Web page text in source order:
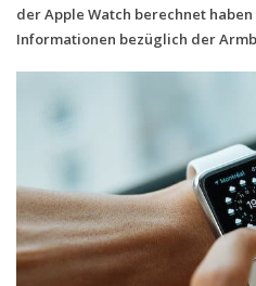
o2
Smartphonetarife
Flatrate-Prepaidtarife
Mobilfunk-
Mobilfunk-Tarifrechner
Flatrate-Datentarife
der Apple Watch berechnet
Informationen bezüglich der